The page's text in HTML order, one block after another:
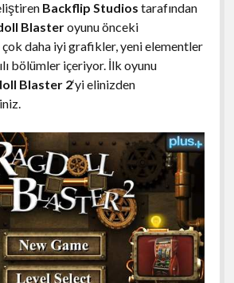
Backflip Studios tarafından
Blasteroyunu önceki
daha iyi grafikler, yeni elementler
bölümler içeriyor. İlk oyunu
Blaster 2‘yi elinizden